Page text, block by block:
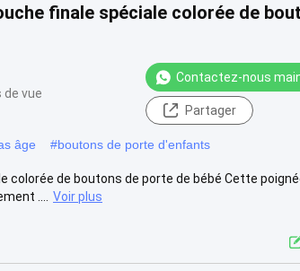
finale spéciale colorée de
de vue
Contactez-nous
Partager
âge #boutons de porte d'enfants
de boutons de porte de bébé Cette
....
Voir plus